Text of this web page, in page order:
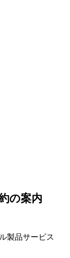
の案内
製品サービス